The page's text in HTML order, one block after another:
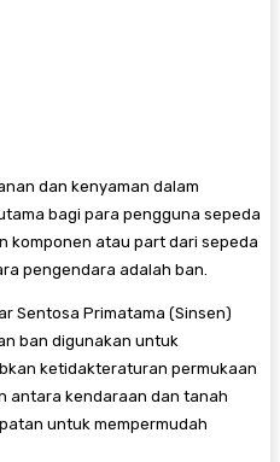
dan kenyaman dalam
bagi para pengguna sepeda
komponen atau part dari sepeda
pengendara adalah ban.
Sentosa Primatama (Sinsen)
ban digunakan untuk
ketidakteraturan permukaan
antara kendaraan dan tanah
untuk mempermudah